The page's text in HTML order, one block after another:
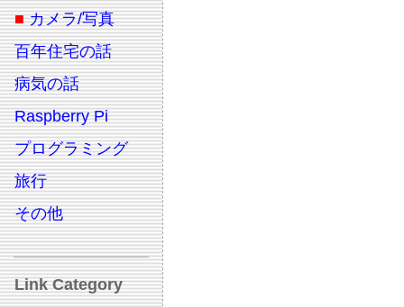
■ カメラ/写真
百年住宅の話
病気の話
Raspberry Pi
プログラミング
旅行
その他
Link Category